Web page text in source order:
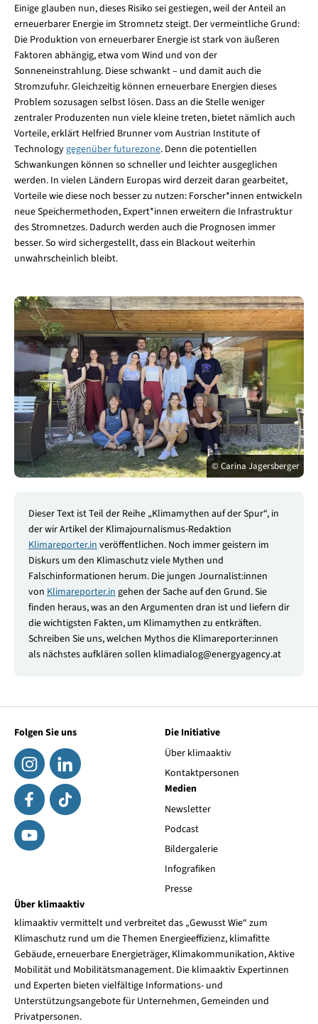
Einige glauben nun, dieses Risiko sei gestiegen, weil der Anteil an
erneuerbarer Energie im Stromnetz steigt. Der vermeintliche Grund:
Die Produktion von erneuerbarer Energie ist stark von äußeren
Faktoren abhängig, etwa vom Wind und von der
Sonneneinstrahlung. Diese schwankt – und damit auch die
Stromzufuhr. Gleichzeitig können erneuerbare Energien dieses
Problem sozusagen selbst lösen. Dass an die Stelle weniger
zentraler Produzenten nun viele kleine treten, bietet nämlich auch
Vorteile, erklärt Helfried Brunner vom Austrian Institute of
Technologygegenüber futurezone. Denn die potentiellen
Schwankungen können so schneller und leichter ausgeglichen
werden. In vielen Ländern Europas wird derzeit daran gearbeitet,
Vorteile wie diese noch besser zu nutzen: Forscher*innen entwickeln
neue Speichermethoden, Expert*innen erweitern die Infrastruktur
des Stromnetzes. Dadurch werden auch die Prognosen immer
besser. So wird sichergestellt, dass ein Blackout weiterhin
unwahrscheinlich bleibt.
© Carina Jagersberger
Dieser Text ist Teil der Reihe „Klimamythen auf der Spur“, in
der wir Artikel der Klimajournalismus-Redaktion
Klimareporter.inveröffentlichen. Noch immer geistern im
Diskurs um den Klimaschutz viele Mythen und
Falschinformationen herum. Die jungen Journalist:innen
von Klimareporter.ingehen der Sache auf den Grund. Sie
finden heraus, was an den Argumenten dran ist und liefern dir
die wichtigsten Fakten, um Klimamythen zu entkräften.
Schreiben Sie uns, welchen Mythos die Klimareporter:innen
als nächstes aufklären sollen klimadialog@energyagency.at
Folgen Sie uns
Die Initiative
Über klimaaktiv
Kontaktpersonen
Medien
Newsletter
Podcast
Bildergalerie
Infografiken
Presse
Über klimaaktiv
klimaaktiv vermittelt und verbreitet das „Gewusst Wie“ zum
Klimaschutz rund um die Themen Energieeffizienz, klimafitte
Gebäude, erneuerbare Energieträger, Klimakommunikation, Aktive
Mobilität und Mobilitätsmanagement. Die klimaaktiv Expertinnen
und Experten bieten vielfältige Informations- und
Unterstützungsangebote für Unternehmen, Gemeinden und
Privatpersonen.